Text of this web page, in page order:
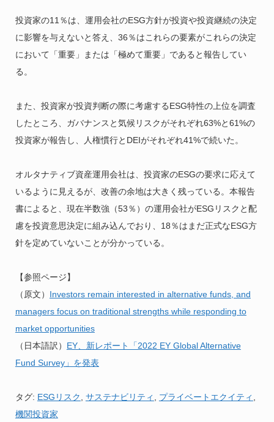
投資家の11％は、運用会社のESG方針が投資や投資継続の決定
に影響を与えないと答え、36％はこれらの要素がこれらの決定
において「重要」または「極めて重要」であると報告してい
る。
また、投資家が投資判断の際に考慮するESG特性の上位を調査
したところ、ガバナンスと気候リスクがそれぞれ63%と61%の
投資家が報告し、人権慣行とDEIがそれぞれ41%で続いた。
オルタナティブ資産運用会社は、投資家のESGの要求に応えて
いるように見えるが、改善の余地は大きく残っている。本報告
書によると、現在半数強（53％）の運用会社がESGリスクと配
慮を投資意思決定に組み込んでおり、18％はまだ正式なESG方
針を定めていないことが分かっている。
【参照ページ】
（原文） Investors remain interested in alternative funds, and
managers focus on traditional strengths while responding to
market opportunities
（日本語訳） EY、新レポート「2022 EY Global Alternative
Fund Survey」を発表
タグ: ESGリスク サステナビリティ プライベートエクイティ
機関投資家